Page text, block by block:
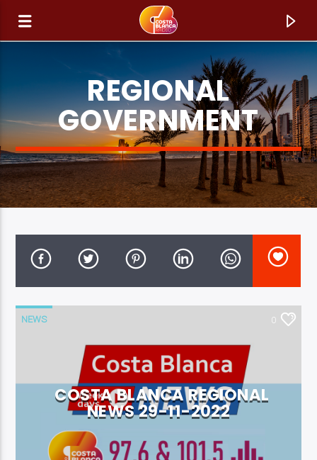
CURRENT TRACK
TITLE
ARTIST
Costa Blanca Radio Live
REGIONAL
GOVERNMENT
NEWS 0
COSTA BLANCA REGIONAL
NEWS 29-11-2022